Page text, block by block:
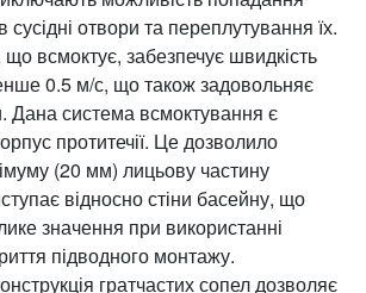
отвори та переплутування їх.
всмоктує, забезпечує швидкість
0.5 м/с, що також задовольняє
Дана система всмоктування є
протитечії. Це дозволило
(20 мм) лицьову частину
відносно стіни басейну, що
значення при використанні
підводного монтажу.
гратчастих сопел дозволяє